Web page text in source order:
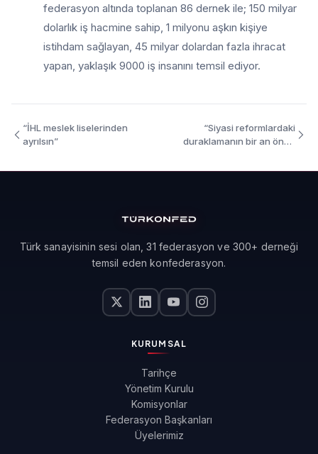
federasyon altında toplanan 86 dernek ile; 150 milyar
dolarlık iş hacmine sahip, 1 milyonu aşkın kişiye
istihdam sağlayan, 45 milyar dolardan fazla ihracat
yapan, yaklaşık 9000 iş insanını temsil ediyor.
“İHL meslek liselerinden
ayrılsın”
“Siyasi reformlardaki
duraklamanın bir an önce
Türk sanayisinin sesi olan, 31 federasyon ve 300+ derneği
temsil eden konfederasyon.
KURUMSAL
Tarihçe
Yönetim Kurulu
Komisyonlar
Federasyon Başkanları
Üyelerimiz